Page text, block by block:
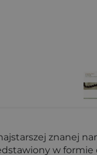
znanej
w